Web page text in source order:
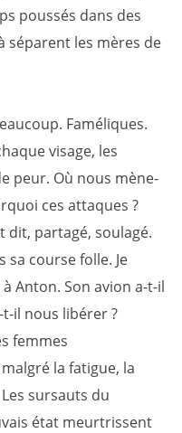
poussés dans des
séparent les mères de
Faméliques.
visage, les
peur. Où nous mène-
ces attaques ?
dit, partagé, soulagé.
sa course folle. Je
Anton. Son avion a-t-il
il nous libérer ?
femmes
la fatigue, la
sursauts du
état meurtrissent